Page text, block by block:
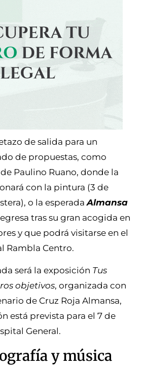
de salida para un
de propuestas, como
de Paulino Ruano, donde la
con la pintura (3 de
o la esperadaAlmansa
tras su gran acogida en
y que podrá visitarse en el
Rambla Centro.
será la exposición Tus
objetivos, organizada con
de Cruz Roja Almansa,
está prevista para el 7 de
General.
y música